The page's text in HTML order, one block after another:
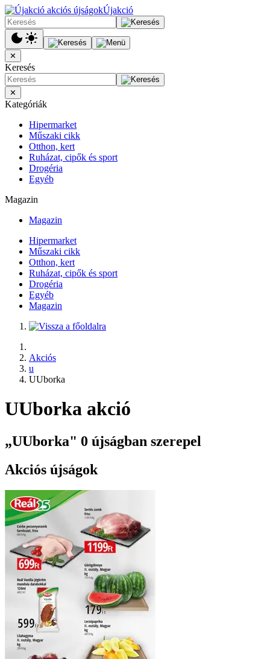
Újakció
✕
Keresés
✕
Kategóriák
Hipermarket
Műszaki cikk
Otthon, kert
Ruházat, cipők és sport
Drogéria
Egyéb
Magazin
Magazin
Hipermarket
Műszaki cikk
Otthon, kert
Ruházat, cipők és sport
Drogéria
Egyéb
Magazin
Akciós
u
UUborka
UUborka akció
„UUborka" 0 újságban szerepel
Akciós újságok